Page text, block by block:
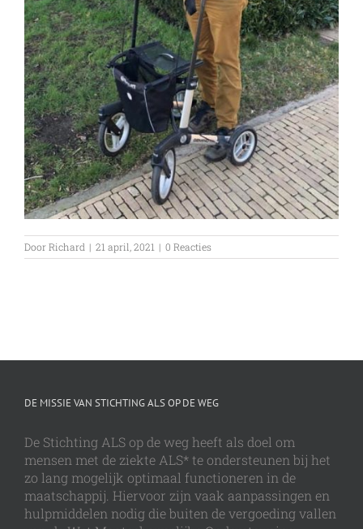
DoorRichard | 21 april, 2021 | 0 Reacties
DE MISSIE VAN STICHTING ALS OP DE WEG
De Stichting ALS op de weg heeft als doel om
mensen met de ziekte ALS* te ondersteunen bij het
zo lang mogelijk optimaal functioneren in de
maatschappij. Hiervoor zijn vaak aanpassingen en
hulpmiddelen nodig die buiten de vergoeding vallen